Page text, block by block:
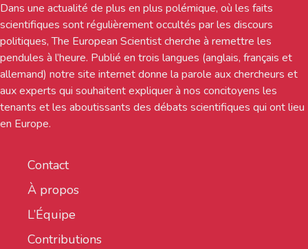
Dans une actualité de plus en plus polémique, où les faits
scientifiques sont régulièrement occultés par les discours
politiques, The European Scientist cherche à remettre les
pendules à l’heure. Publié en trois langues (anglais, français et
allemand) notre site internet donne la parole aux chercheurs et
aux experts qui souhaitent expliquer à nos concitoyens les
tenants et les aboutissants des débats scientifiques qui ont lieu
en Europe.
Contact
À propos
L’Équipe
Contributions